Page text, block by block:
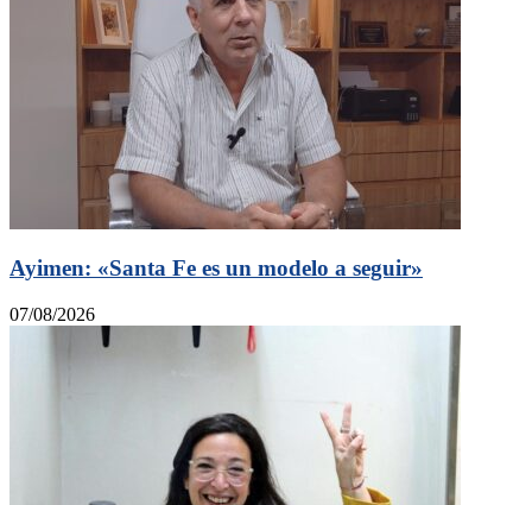
Ayimen: «Santa Fe es un modelo a seguir»
07/08/2026